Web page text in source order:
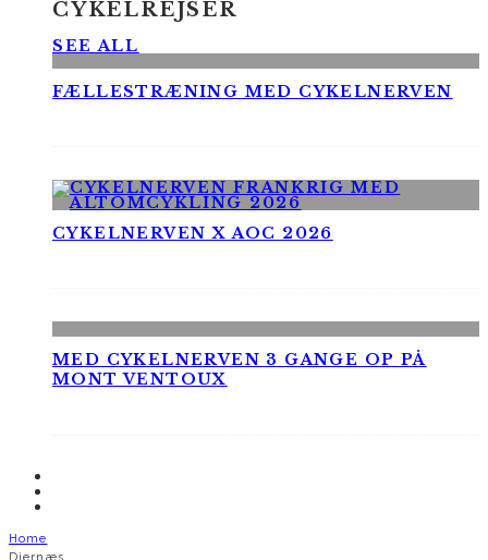
CYKELREJSER
SEE ALL
FÆLLESTRÆNING MED CYKELNERVEN
CYKELNERVEN X AOC 2026
MED CYKELNERVEN 3 GANGE OP PÅ
MONT VENTOUX
Home
Diernæs